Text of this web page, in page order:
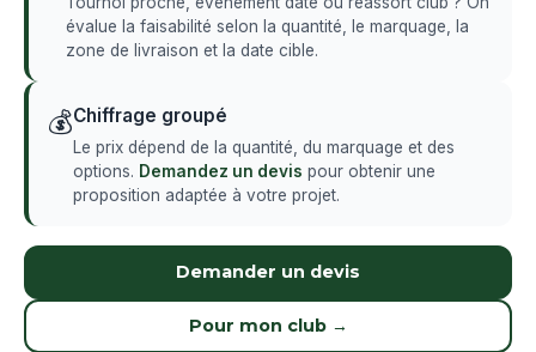
évalue la faisabilité selon la quantité, le marquage, la
zone de livraison et la date cible.
💰Chiffrage groupé
Le prix dépend de la quantité, du marquage et des
options. Demandez un devis pour obtenir une
proposition adaptée à votre projet.
Demander un devis
Pour mon club →